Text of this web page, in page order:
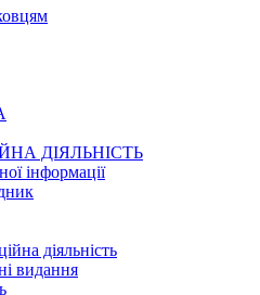
ДІЯЛЬНІСТЬ
інформації
діяльність
видання